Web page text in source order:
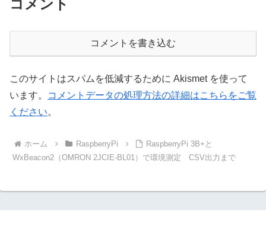
コメント
コメントを書き込む
このサイトはスパムを低減するために Akismet を使って
います。
コメントデータの処理方法の詳細はこちらをご覧
ください。
ホーム RaspberryPi
RaspberryPi 3B+と
WxBeacon2（OMRON 2JCIE-BL01）で環境測定 CSV出力まで